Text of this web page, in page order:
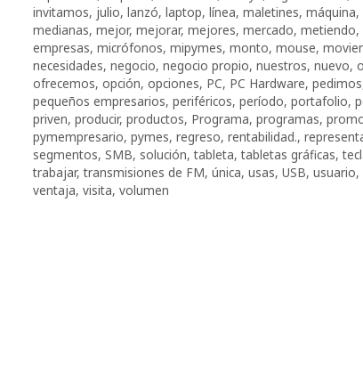
invitamos, julio, lanzó, laptop, línea, maletines, máquina,
medianas, mejor, mejorar, mejores, mercado, metiendo,
empresas, micrófonos, mipymes, monto, mouse,
necesidades, negocio, negocio propio, nuestros, nuevo,
ofrecemos, opción, opciones, PC, PC Hardware, pedimos
pequeños empresarios, periféricos, período, portafolio,
priven, producir, productos, Programa, programas,
pymempresario, pymes, regreso, rentabilidad.,
segmentos, SMB, solución,tableta,tabletas gráficas,
trabajar,transmisiones de FM, única, usas, USB, usuario,
ventaja, visita, volumen